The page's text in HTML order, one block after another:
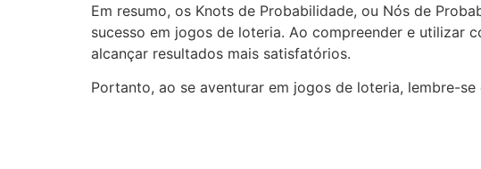
Em resumo, os Knots de Probabilidade, ou Nós de
sucesso em jogos de loteria. Ao compreender e utilizar
alcançar resultados mais satisfatórios.
Portanto, ao se aventurar em jogos de loteria, lembre-